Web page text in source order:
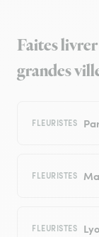
Faites livrer
grandes
FLEURISTES
FLEURISTES
FLEURISTES